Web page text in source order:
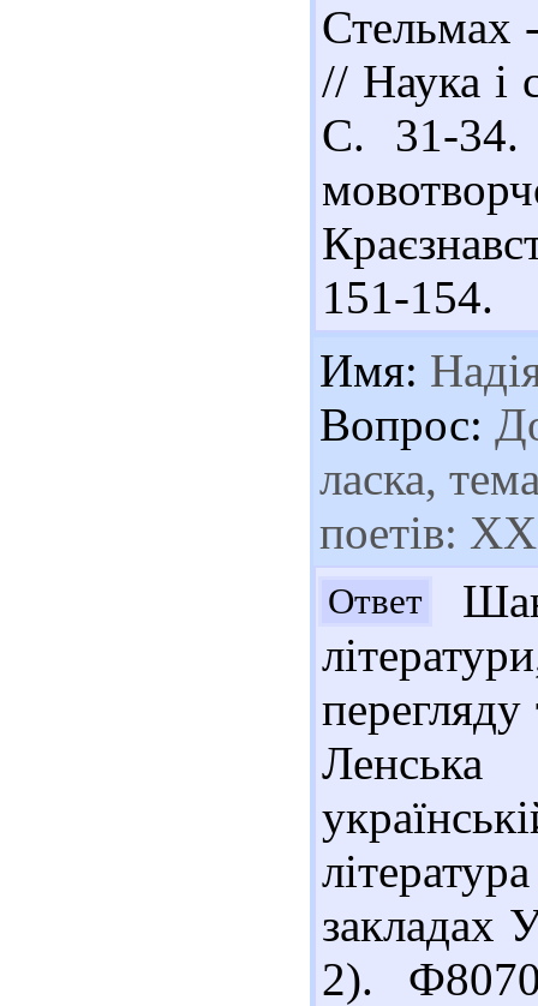
Стельмах
// Наука і
С. 31-
151-154.
Имя:
Вопрос:
ласка,
поетів:
Ответ
закладах
2).